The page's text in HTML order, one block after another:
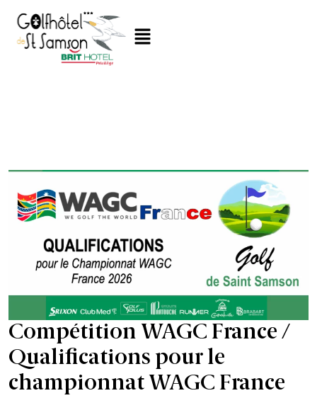
Compétition WAGC France /
Qualifications pour le
championnat WAGC France